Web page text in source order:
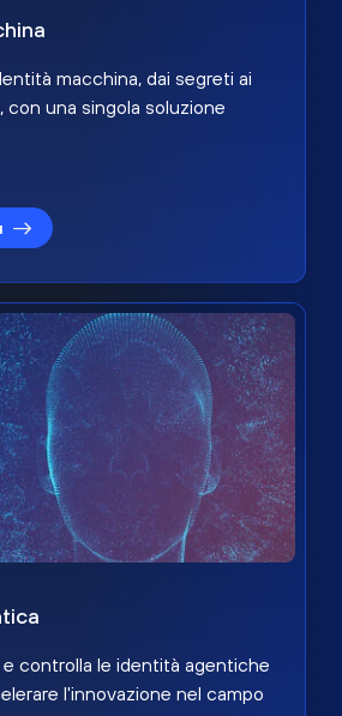
macchina, dai segreti ai
con una singola soluzione
controlla le identità agentiche
l'innovazione nel campo